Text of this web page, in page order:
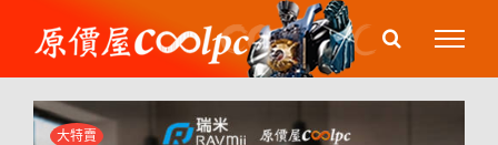
content
大特賣